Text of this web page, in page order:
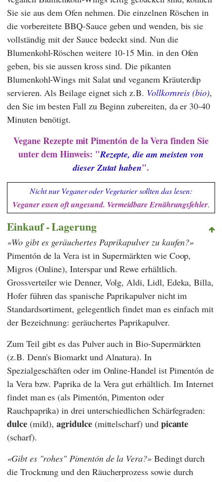
Sie sie aus dem Ofen nehmen. Die einzelnen Röschen in
die vorbereitete BBQ-Sauce geben und wenden, bis sie
vollständig mit der Sauce bedeckt sind. Nun die
Blumenkohl-Röschen weitere 10-15 Min. in den Ofen
geben, bis sie aussen kross sind. Die pikanten
Blumenkohl-Wings mit Salat und veganem Kräuterdip
servieren. Als Beilage eignet sich z.B. Vollkornreis (bio),
den Sie im besten Fall zu Beginn zubereiten, da er 30-40
Minuten benötigt.
Vegane Rezepte mit Pimentón de la Vera finden Sie
unter dem Hinweis: "Rezepte, die am meisten von
dieser Zutat haben".
Nicht nur Veganer oder Vegetarier sollten das lesen:
Veganer essen oft ungesund. Vermeidbare Ernährungsfehler.
Einkauf - Lagerung
Wo gibt es geräuchertes Paprikapulver zu kaufen?
Pimentón de la Vera ist in Supermärkten wie Coop,
Migros (Online),IntersparundRewe erhältlich.
Grossverteiler wie Denner, Volg,Aldi, Lidl, Edeka,Billa,
Hofer führen das spanische Paprikapulver nicht im
Standardsortiment, gelegentlich findet man es einfach mit
der Bezeichnung: geräuchertes Paprikapulver.
Zum Teil gibt es das Pulver auch in Bio-Supermärkten
(z.B. Denn's Biomarktund Alnatura). In
Spezialgeschäften oder im Online-Handel ist Pimentón de
la Vera bzw. Paprika de la Vera gut erhältlich. Im Internet
findet man es (als Pimentón, Pimenton oder
Rauchpaprika) in drei unterschiedlichen Schärfegraden:
dulce(mild),agridulce(mittelscharf) und picante
(scharf).
Gibt es "rohes" Pimentón de la Vera? Bedingt durch
die Trocknung und den Räucherprozess sowie durch